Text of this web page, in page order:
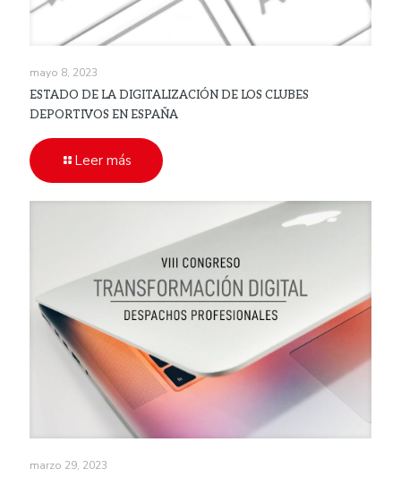
mayo 8, 2023
ESTADO DE LA DIGITALIZACIÓN DE LOS CLUBES
DEPORTIVOS EN ESPAÑA
Leer más
marzo 29, 2023